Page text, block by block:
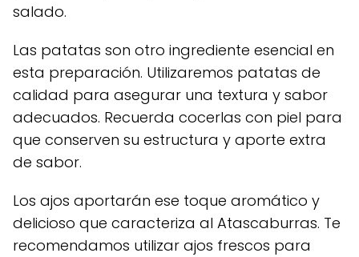
salado.
Las patatas son otro ingrediente esencial en
esta preparación. Utilizaremos patatas de
calidad para asegurar una textura y sabor
adecuados. Recuerda cocerlas con piel para
que conserven su estructura y aporte extra
de sabor.
Los ajos aportarán ese toque aromático y
delicioso que caracteriza al Atascaburras. Te
recomendamos utilizar ajos frescos para